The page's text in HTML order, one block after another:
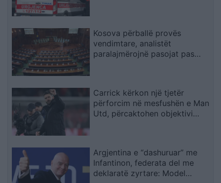
Kosova përballë provës
vendimtare, analistët
paralajmërojnë pasojat pas
Carrick kërkon një tjetër
përforcim në mesfushën e Man
Utd, përcaktohen objektivi
Argjentina e “dashuruar” me
Infantinon, federata del me
deklaratë zyrtare: Model